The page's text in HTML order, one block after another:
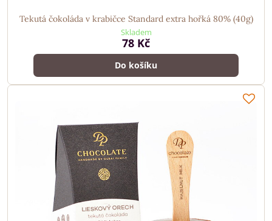
Tekutá čokoláda v krabičce Standard extra hořká 80% (40g)
Skladem
78 Kč
Do košíku